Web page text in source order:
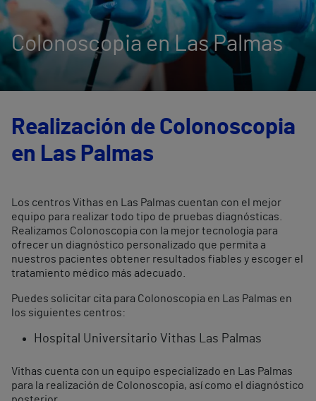
Colonoscopia en Las Palmas
Realización de Colonoscopia
en Las Palmas
Los centros Vithas en Las Palmas cuentan con el mejor
equipo para realizar todo tipo de pruebas diagnósticas.
Realizamos Colonoscopia con la mejor tecnología para
ofrecer un diagnóstico personalizado que permita a
nuestros pacientes obtener resultados fiables y escoger el
tratamiento médico más adecuado.
Puedes solicitar cita para Colonoscopia en Las Palmas en
los siguientes centros:
Hospital Universitario Vithas Las Palmas
Vithas cuenta con un equipo especializado en Las Palmas
para la realización de Colonoscopia, así como el diagnóstico